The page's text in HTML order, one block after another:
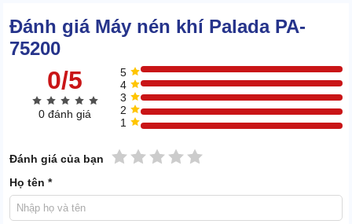
Đánh giá Máy nén khí Palada PA-
75200
0/5
0 đánh giá
5
4
3
2
1
Đánh giá của bạn 5 sao
4 sao
3 sao
2 sao
1 sao
Họ tên *